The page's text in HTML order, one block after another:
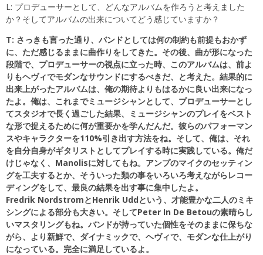
L: プロデューサーとして、どんなアルバムを作ろうと考えました
か？そしてアルバムの出来についてどう感じていますか？
T: さっきも言った通り、バンドとしては何の制約も前提もおかず
に、ただ感じるままに曲作りをしてきた。その後、曲が形になった
段階で、プロデューサーの視点に立った時、このアルバムは、前よ
りもヘヴィでモダンなサウンドにするべきだ、と考えた。結果的に
出来上がったアルバムは、俺の期待よりもはるかに良い出来になっ
たよ。俺は、これまでミュージシャンとして、プロデューサーとし
てスタジオで長く過ごした結果、ミュージシャンのプレイをベスト
な形で捉えるために何が重要かを学んだんだ。彼らのパフォーマン
スやキャラクターを110%引き出す方法をね。そして、俺は、それ
を自分自身がギタリストとしてプレイする時に実践している。俺だ
けじゃなく、Manolisに対してもね。アンプのマイクのセッティン
グを工夫するとか、そういった類の事をいろいろ考えながらレコー
ディングをして、最良の結果を出す事に集中したよ。
Fredrik NordstromとHenrik Uddという、才能豊かな二人のミキ
シングによる部分も大きい。そしてPeter In De Betouの素晴らし
いマスタリングもね。バンドが持っていた個性をそのままに保ちな
がら、より新鮮で、ダイナミックで、ヘヴィで、モダンな仕上がり
になっている。完全に満足しているよ。